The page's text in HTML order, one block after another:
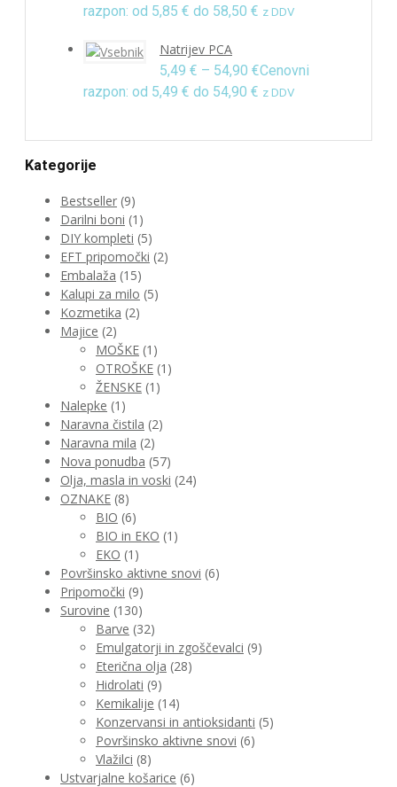
razpon: od 5,85 € do 58,50 € z DDV
Natrijev PCA
5,49 € – 54,90 €Cenovni
razpon: od 5,49 € do 54,90 € z DDV
Kategorije
Bestseller (9)
Darilni boni (1)
DIY kompleti (5)
EFT pripomočki (2)
Embalaža (15)
Kalupi za milo (5)
Kozmetika (2)
Majice (2)
MOŠKE (1)
OTROŠKE (1)
ŽENSKE (1)
Nalepke (1)
Naravna čistila (2)
Naravna mila (2)
Nova ponudba (57)
Olja, masla in voski (24)
OZNAKE (8)
BIO (6)
BIO in EKO (1)
EKO (1)
Površinsko aktivne snovi (6)
Pripomočki (9)
Surovine (130)
Barve (32)
Emulgatorji in zgoščevalci (9)
Eterična olja (28)
Hidrolati (9)
Kemikalije (14)
Konzervansi in antioksidanti (5)
Površinsko aktivne snovi (6)
Vlažilci (8)
Ustvarjalne košarice (6)